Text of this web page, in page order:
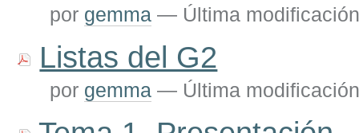
por gemma — Última
Listas del G2
por gemma — Última